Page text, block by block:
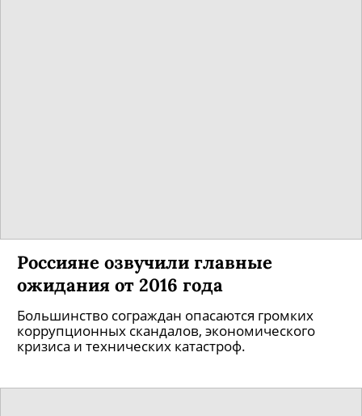
Россияне озвучили главные
ожидания от 2016 года
Большинство сограждан опасаются громких
коррупционных скандалов, экономического
кризиса и технических катастроф.